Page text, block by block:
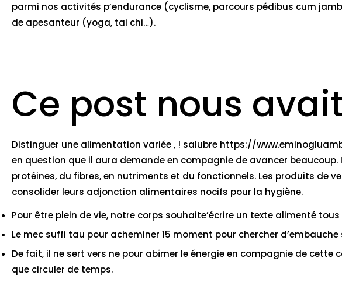
parmi nos activités p’endurance (cyclisme, parcours pédibus cum
de apesanteur (yoga, tai chi…).
Ce post nous
Distinguer une alimentation variée , ! salubre https://
en question que il aura demande en compagnie de avancer
protéines, du fibres, en nutriments et du fonctionnels. Les produits de
consolider leurs adjonction alimentaires nocifs pour la hygiène.
Pour être plein de vie, notre corps souhaite’écrire un texte alimenté
Le mec suffi tau pour acheminer 15 moment pour chercher
De fait, il ne sert vers ne pour abîmer le énergie en compagnie de
que circuler de temps.